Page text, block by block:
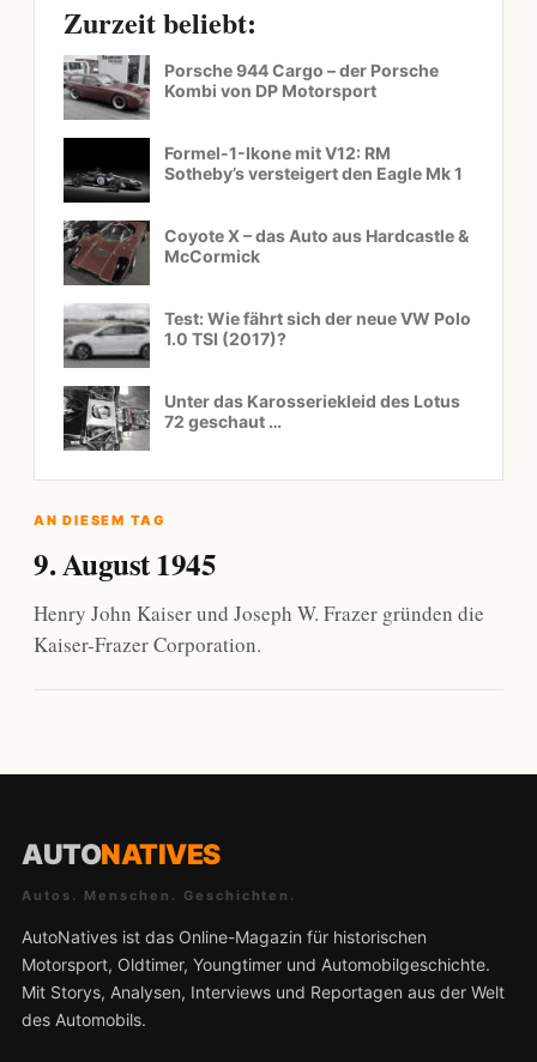
Zurzeit beliebt:
Porsche 944 Cargo – der Porsche
Kombi von DP Motorsport
Formel-1-Ikone mit V12: RM
Sotheby’s versteigert den Eagle Mk 1
Coyote X – das Auto aus Hardcastle &
McCormick
Test: Wie fährt sich der neue VW Polo
1.0 TSI (2017)?
Unter das Karosseriekleid des Lotus
72 geschaut …
AN DIESEM TAG
9. August 1945
Henry John Kaiser und Joseph W. Frazer gründen die
Kaiser-Frazer Corporation.
AUTONATIVES
Autos. Menschen. Geschichten.
AutoNatives ist das Online-Magazin für historischen
Motorsport, Oldtimer, Youngtimer und Automobilgeschichte.
Mit Storys, Analysen, Interviews und Reportagen aus der Welt
des Automobils.